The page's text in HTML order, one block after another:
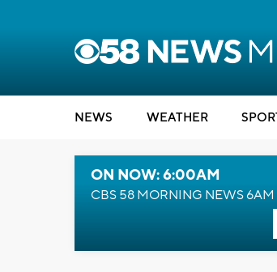
NEWS WEATHER
ON NOW: 6:00AM
CBS 58 MORNING NEWS 6AM